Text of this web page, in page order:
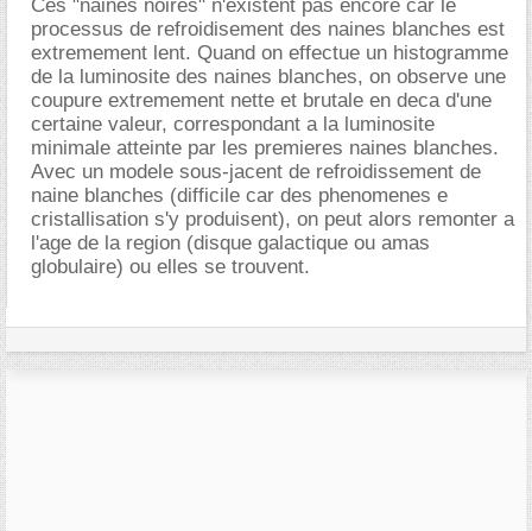
Ces "naines noires" n'existent pas encore car le
processus de refroidisement des naines blanches est
extremement lent. Quand on effectue un histogramme
de la luminosite des naines blanches, on observe une
coupure extremement nette et brutale en deca d'une
certaine valeur, correspondant a la luminosite
minimale atteinte par les premieres naines blanches.
Avec un modele sous-jacent de refroidissement de
naine blanches (difficile car des phenomenes e
cristallisation s'y produisent), on peut alors remonter a
l'age de la region (disque galactique ou amas
globulaire) ou elles se trouvent.